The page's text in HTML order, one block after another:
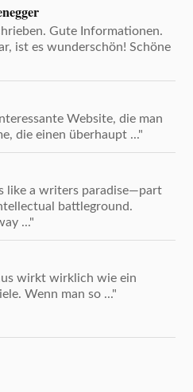
Gute Informationen.
ist es wunderschön! Schöne
Website, die man
die einen überhaupt ..."
like a writers paradise—part
battleground.
..."
wirkt wirklich wie ein
Wenn man so ..."